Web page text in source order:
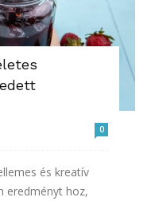
0
és kreatív
eredményt hoz,